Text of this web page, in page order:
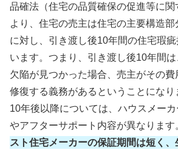
品確法（住宅の品質確保の促進等に関
より、住宅の売主は住宅の主要構造部
に対し、引き渡し後10年間の住宅瑕
います。つまり、引き渡し後10年間
欠陥が見つかった場合、売主がその
修復する義務があるということになり
10年後以降については、ハウスメー
やアフターサポート内容が異なります
スト住宅メーカーの保証期間は短く